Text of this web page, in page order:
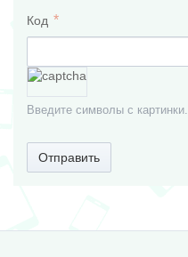
Код
Введите символы с картинки.
Отправить